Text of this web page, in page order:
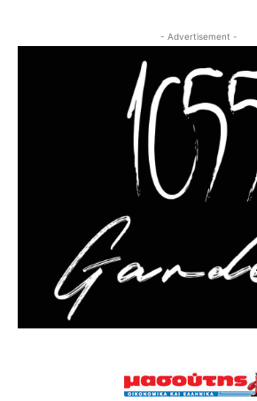
- Advertisement -